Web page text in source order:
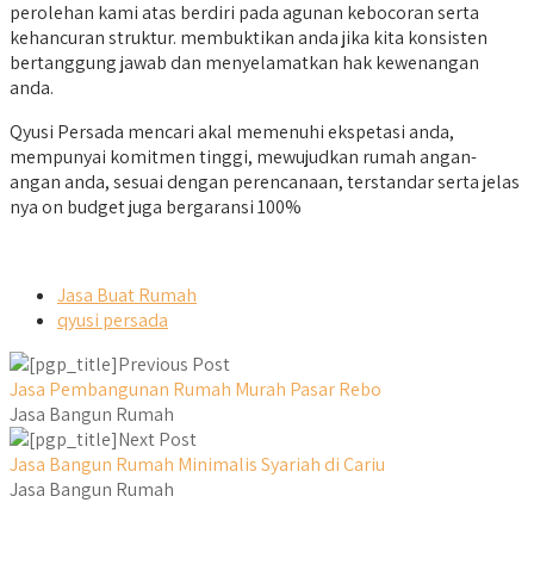
perolehan kami atas berdiri pada agunan kebocoran serta
kehancuran struktur. membuktikan anda jika kita konsisten
bertanggung jawab dan menyelamatkan hak kewenangan
anda.
Qyusi Persada mencari akal memenuhi ekspetasi anda,
mempunyai komitmen tinggi, mewujudkan rumah angan-
angan anda, sesuai dengan perencanaan, terstandar serta jelas
nya on budget juga bergaransi 100%
Jasa Buat Rumah
qyusi persada
Previous Post
Jasa Pembangunan Rumah Murah Pasar Rebo
Jasa Bangun Rumah
Next Post
Jasa Bangun Rumah Minimalis Syariah di Cariu
Jasa Bangun Rumah